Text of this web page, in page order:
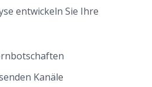
entwickeln Sie Ihre
Kanäle